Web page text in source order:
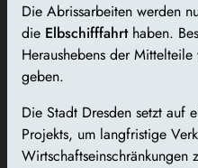
Die Abrissarbeiten werden
die Elbschifffahrthaben.
Heraushebens der
geben.
Die Stadt Dresden setzt auf
Projekts, um langfristige
Wirtschaftseinschränkungen